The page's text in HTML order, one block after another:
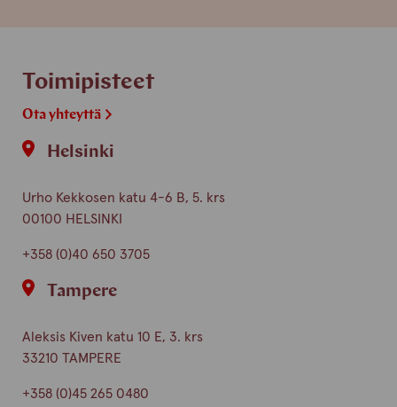
Toimipisteet
Ota yhteyttä
Helsinki
Urho Kekkosen katu 4-6 B, 5. krs
00100 HELSINKI
+358 (0)40 650 3705
Tampere
Aleksis Kiven katu 10 E, 3. krs
33210 TAMPERE
+358 (0)45 265 0480